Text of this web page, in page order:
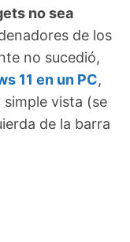
no sea
de los
no sucedió,
11 en un PC,
simple vista (se
de la barra